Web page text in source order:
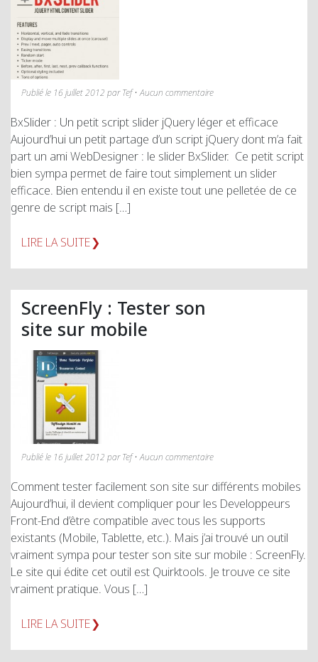
Publié le 16 juillet 2012 par Tef • Aucun commentaire
BxSlider : Un petit script slider jQuery léger et efficace
Aujourd’hui un petit partage d’un script jQuery dont m’a fait
part un ami WebDesigner : le slider BxSlider. Ce petit script
bien sympa permet de faire tout simplement un slider
efficace. Bien entendu il en existe tout une pelletée de ce
genre de script mais […]
LIRE LA SUITE
ScreenFly : Tester son
site sur mobile
Publié le 16 juillet 2012 par Tef • Aucun commentaire
Comment tester facilement son site sur différents mobiles
Aujourd’hui, il devient compliquer pour les Developpeurs
Front-End d’être compatible avec tous les supports
existants (Mobile, Tablette, etc.). Mais j’ai trouvé un outil
vraiment sympa pour tester son site sur mobile : ScreenFly.
Le site qui édite cet outil est Quirktools. Je trouve ce site
vraiment pratique. Vous […]
LIRE LA SUITE